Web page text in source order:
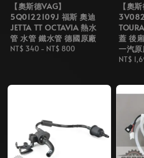
【奧斯德VAG】
5Q0122109J 福斯 奧迪
JETTA TT OCTAVIA 熱水
管 水管 鐵水管 德國原廠
Regular
NT$ 340 - NT$ 800
【奧
蓋 後
一汽
Regular
NT$